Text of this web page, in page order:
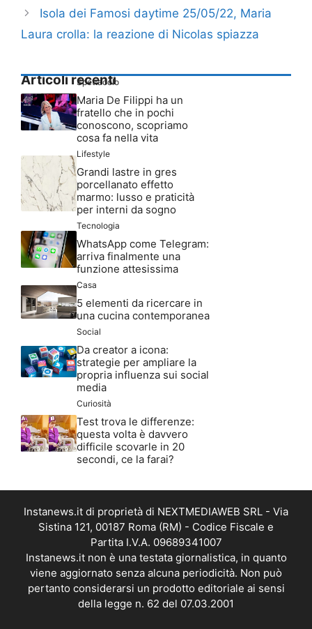
Isola dei Famosi daytime 25/05/22, Maria
Laura crolla: la reazione di Nicolas spiazza
Articoli recenti
Spettacolo
Maria De Filippi ha un
fratello che in pochi
conoscono, scopriamo
cosa fa nella vita
Lifestyle
Grandi lastre in gres
porcellanato effetto
marmo: lusso e praticità
per interni da sogno
Tecnologia
WhatsApp come Telegram:
arriva finalmente una
funzione attesissima
Casa
5 elementi da ricercare in
una cucina contemporanea
Social
Da creator a icona:
strategie per ampliare la
propria influenza sui social
media
Curiosità
Test trova le differenze:
questa volta è davvero
difficile scovarle in 20
secondi, ce la farai?
Instanews.it di proprietà di NEXTMEDIAWEB SRL - Via
Sistina 121, 00187 Roma (RM) - Codice Fiscale e
Partita I.V.A. 09689341007
Instanews.it non è una testata giornalistica, in quanto
viene aggiornato senza alcuna periodicità. Non può
pertanto considerarsi un prodotto editoriale ai sensi
della legge n. 62 del 07.03.2001